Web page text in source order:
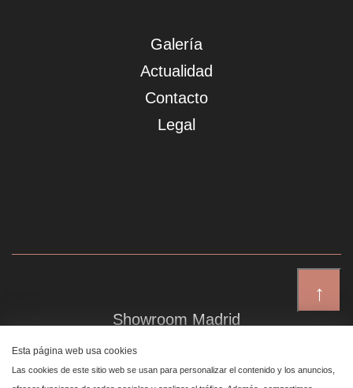
↑
Galería
Actualidad
Contacto
Legal
Showroom Madrid
Plaza de Canalejas 6, 4 izq
Centro, 28014 Madrid
Esta página web usa cookies
Las cookies de este sitio web se usan para personalizar el contenido y los anuncios,